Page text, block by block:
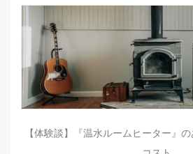
【体験談】『温水ルームヒーター』